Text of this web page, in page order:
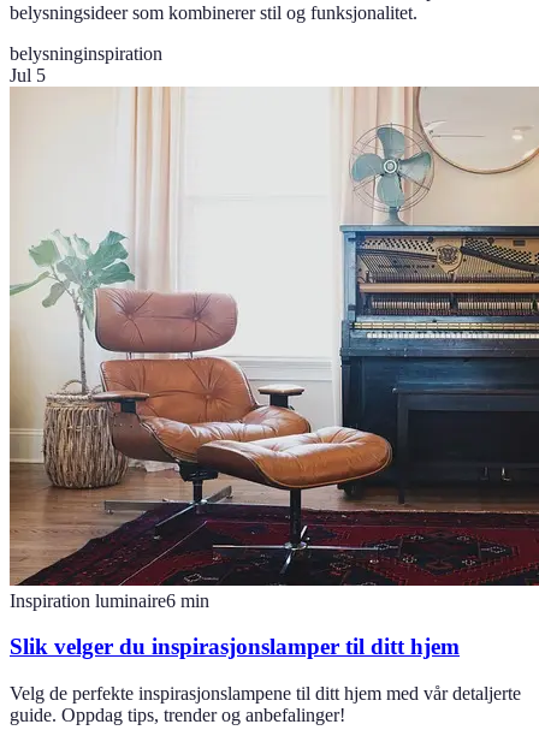
belysningsideer som kombinerer stil og funksjonalitet.
belysninginspiration
Jul 5
Inspiration luminaire6 min
Slik velger du inspirasjonslamper til ditt hjem
Velg de perfekte inspirasjonslampene til ditt hjem med vår detaljerte
guide. Oppdag tips, trender og anbefalinger!